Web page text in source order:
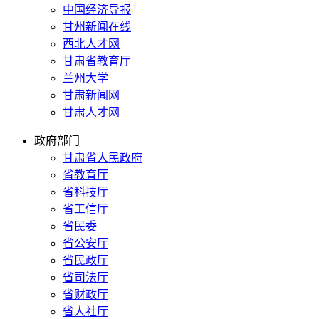
中国经济导报
甘州新闻在线
西北人才网
甘肃省教育厅
兰州大学
甘肃新闻网
甘肃人才网
政府部门
甘肃省人民政府
省教育厅
省科技厅
省工信厅
省民委
省公安厅
省民政厅
省司法厅
省财政厅
省人社厅